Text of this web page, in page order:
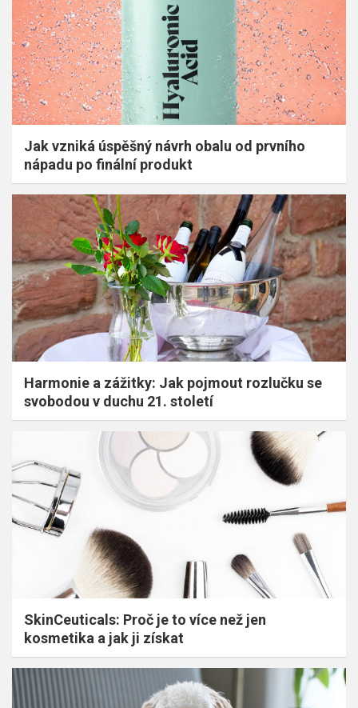
Jak vzniká úspěšný návrh obalu od prvního
nápadu po finální produkt
Harmonie a zážitky: Jak pojmout rozlučku se
svobodou v duchu 21. století
SkinCeuticals: Proč je to více než jen
kosmetika a jak ji získat